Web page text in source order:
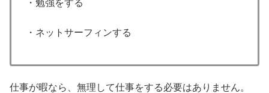
・勉強をする
・ネットサーフィンする
仕事が暇なら、無理して仕事をする必要はありません。